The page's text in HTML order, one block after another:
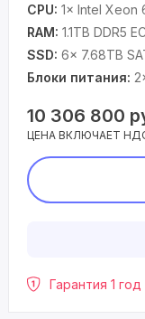
CPU: 1× Intel Xeon
RAM: 1.1TB DDR5
SSD: 6× 7.68TB
Блоки питания:
10 306 800
ЦЕНА ВКЛЮЧАЕТ
Гарантия 1 год